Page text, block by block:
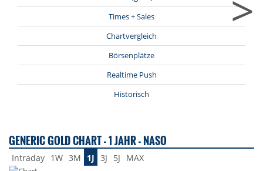
Times + Sales
Chartvergleich
Börsenplätze
Realtime Push
Historisch
GENERIC GOLD CHART - 1 JAHR - NASO
Intraday 1W 3M 1J 3J 5J MAX